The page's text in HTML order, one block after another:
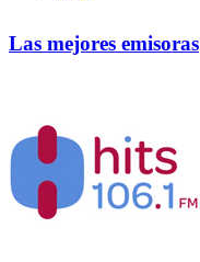
Las mejores emisoras